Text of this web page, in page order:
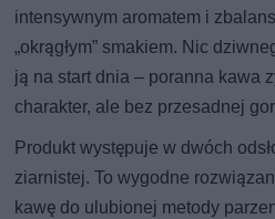
intensywnym aromatem i
„okrągłym” smakiem. Nic
ją na start dnia – poranna kawa
charakter, ale bez przesadnej
Produkt występuje w dwóch
ziarnistej. To wygodne
kawę do ulubionej metody